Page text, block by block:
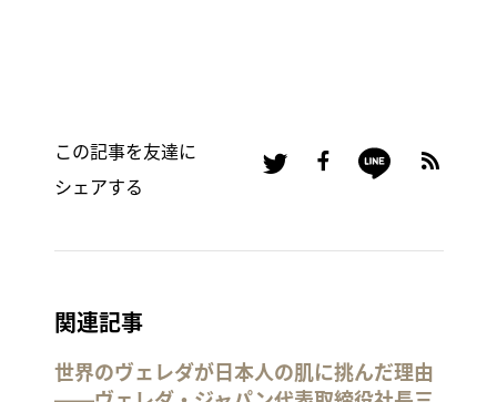
この記事を友達に
シェアする
関連記事
世界のヴェレダが日本人の肌に挑んだ理由